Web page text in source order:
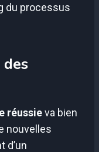
du processus
réussieva bien
nouvelles
d’un